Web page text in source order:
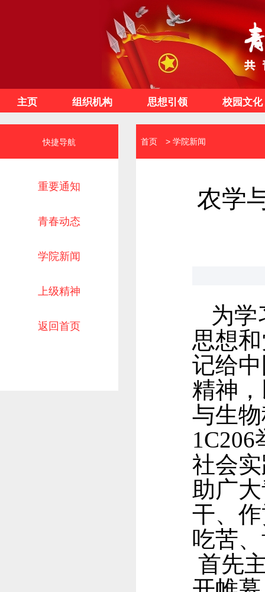
主页 组织机构 思想引领 校园文化
快捷导航
重要通知
青春动态
学院新闻
上级精神
返回首页
首页 > 学院新闻
农学
为学
思想
记给
精神
与生
社会
助广
干、
吃苦
首先